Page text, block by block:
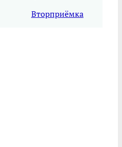
Вторприёмка